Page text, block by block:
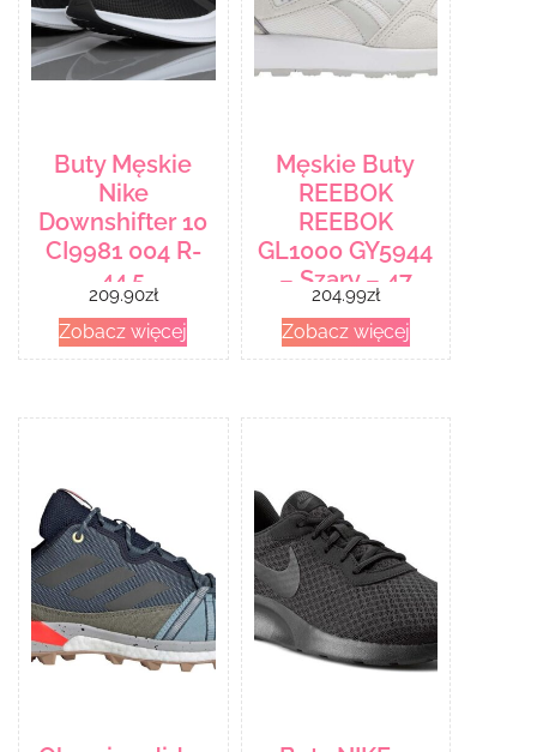
Buty Męskie
Nike
Downshifter 10
CI9981 004 R-
44,5
209.90zł
Zobacz więcej
Męskie Buty
REEBOK
REEBOK
GL1000 GY5944
– Szary – 47
204.99zł
Zobacz więcej